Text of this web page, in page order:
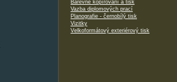
Barevné kopírování a tisk
Vazba diplomových prací
Planografie - černobílý tisk
Vizitky
Velkoformátový exteriérový tisk